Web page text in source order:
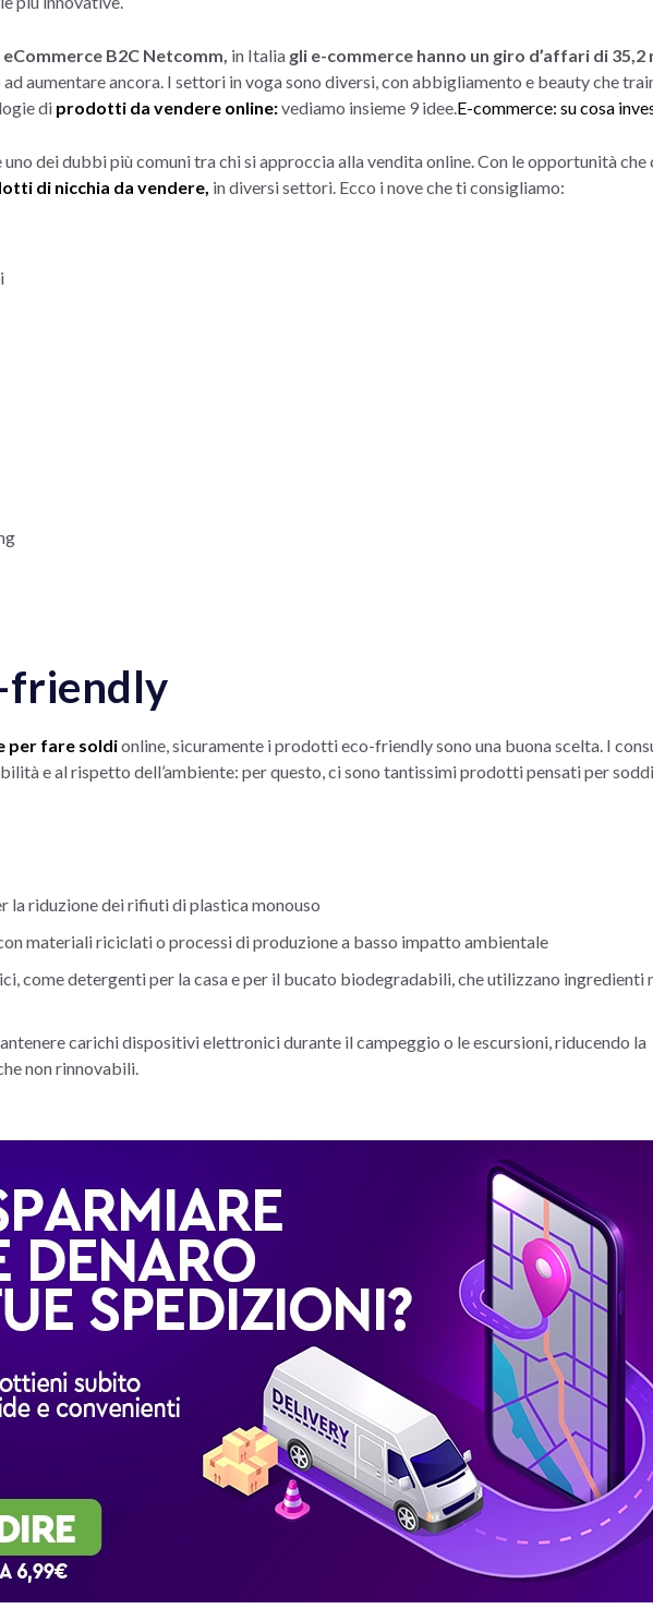
B2C Netcomm, in Italia gli e-commerce hanno un giro d’affari di
aumentare ancora. I settori in voga sono diversi, con abbigliamento e beauty che
di prodotti da vendere online:vediamo insieme 9 idee.E-commerce: su cosa
uno dei dubbi più comuni tra chi si approccia alla vendita online. Con le opportunità che
di nicchia da vendere, in diversi settori. Ecco i nove che ti consigliamo:
friendly
per fare soldionline, sicuramente i prodotti eco-friendly sono una buona scelta. I
e al rispetto dell’ambiente: per questo, ci sono tantissimi prodotti pensati per
riduzione dei rifiuti di plastica monouso
materiali riciclati o processi di produzione a basso impatto ambientale
come detergenti per la casa e per il bucato biodegradabili, che utilizzano ingredienti
carichi dispositivi elettronici durante il campeggio o le escursioni, riducendo la
non rinnovabili.